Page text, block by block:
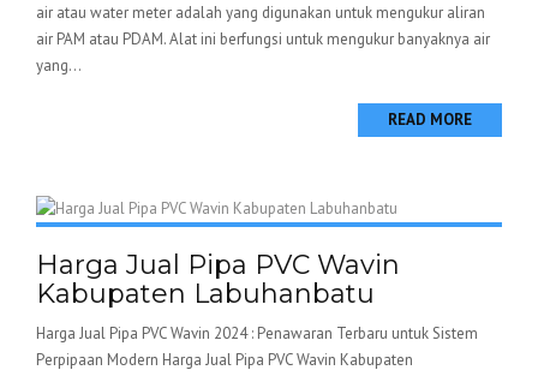
air atau water meter adalah yang digunakan untuk mengukur aliran
air PAM atau PDAM. Alat ini berfungsi untuk mengukur banyaknya air
yang...
READ MORE
Harga Jual Pipa PVC Wavin
Kabupaten Labuhanbatu
Harga Jual Pipa PVC Wavin 2024 : Penawaran Terbaru untuk Sistem
Perpipaan Modern Harga Jual Pipa PVC Wavin Kabupaten